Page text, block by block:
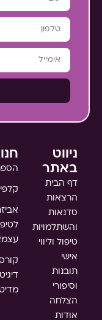
ניווט
באתר
דף הבית
הרצאות
סדנאות
והשתלמויות
טיפול וליווי
אישי
תובנות
וסיפורי
הצלחה
אודות